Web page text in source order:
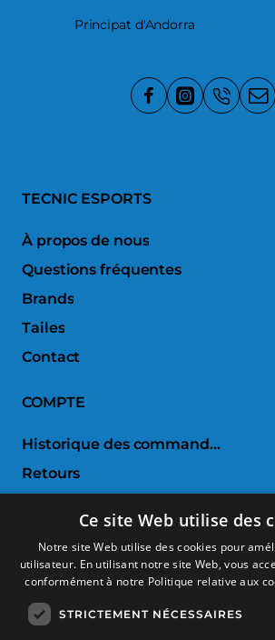
Principat d'Andorra
TECNIC ESPORTS
À propos de nous
Questions fréquentes
Brands
Tailes
Contact
COMPTE
Historique des commandes
Retours
Comparer les produits
SERVICE CLIENTS
Conditions d'achat
Ce site Web utilise des
Notre site Web utilise des cookies pour
utilisateur. En utilisant notre site Web, vous
conformément à notre Politique relative aux
STRICTEMENT NÉCESSAIRES